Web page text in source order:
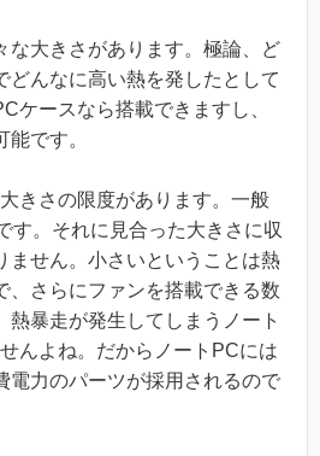
な大きさがあります。極論、ど
どんなに高い熱を発したとして
ケースなら搭載できますし、
です。
きさの限度があります。一般
す。それに見合った大きさに収
ません。小さいということは熱
、さらにファンを搭載できる数
熱暴走が発生してしまうノート
んよね。だからノートPCには
電力のパーツが採用されるので